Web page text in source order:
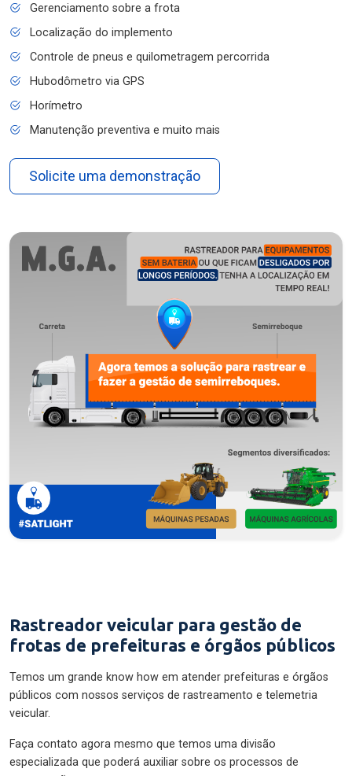
Gerenciamento sobre a frota
Localização do implemento
Controle de pneus e quilometragem percorrida
Hubodômetro via GPS
Horímetro
Manutenção preventiva e muito mais
Solicite uma demonstração
Rastreador veicular para gestão de
frotas de prefeituras e órgãos públicos
Temos um grande know how em atender prefeituras e órgãos
públicos com nossos serviços de rastreamento e telemetria
veicular.
Faça contato agora mesmo que temos uma divisão
especializada que poderá auxiliar sobre os processos de